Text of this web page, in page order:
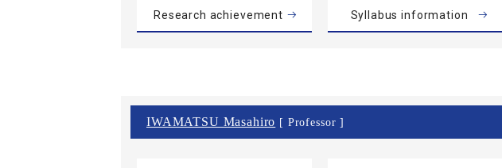
Research achievement Syllabus information
IWAMATSU Masahiro [ Professor ]